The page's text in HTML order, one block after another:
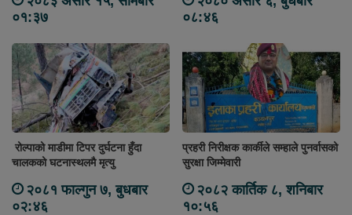
०१:३७
०८:४६
रोल्पाको माडीमा टिपर दुर्घटना हुँदा
चालकको घटनास्थलमै मृत्यु
२०८१ फाल्गुन ७, बुधबार
०२:४६
प्रहरी निरीक्षक कार्कीले सम्हाले पुनर्वासको
सुरक्षा जिम्मेवारी
२०८२ कार्तिक ८, शनिबार
१०:५६